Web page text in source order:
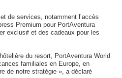
de services, notamment l’accès
Premium pour PortAventura
exclusif et des cadeaux pour les
du resort, PortAventura World
familiales en Europe, en
de notre stratégie », a déclaré